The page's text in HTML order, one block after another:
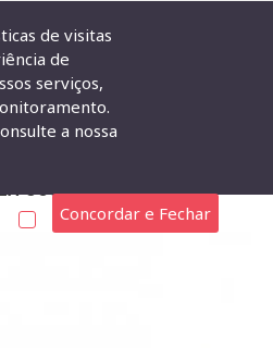
15 Vias Tipo Molex 5051-15
KK 15 VIAS TIPO
5051-15
de visitas
de
serviços,
a nossa
Concordar e Fechar